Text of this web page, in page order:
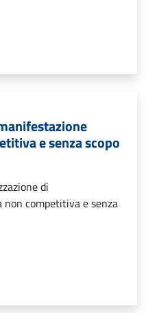
e senza scopo
di
competitiva e senza